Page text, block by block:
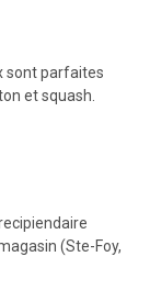
sont parfaites
et squash.
(Ste-Foy,